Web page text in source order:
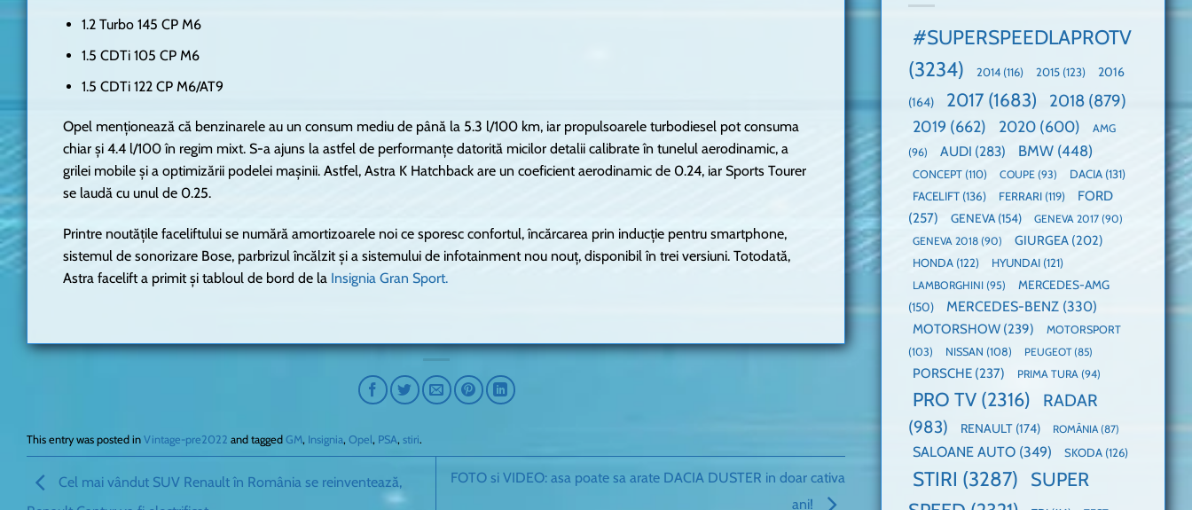
1.2 Turbo 145 CP M6
1.5 CDTi 105 CP M6
1.5 CDTi 122 CP M6/AT9
Opel menționează că benzinarele au un consum mediu de până la 5.3 l/100 km, iar propulsoarele turbodiesel pot consuma
chiar și 4.4 l/100 în regim mixt. S-a ajuns la astfel de performanțe datorită micilor detalii calibrate în tunelul aerodinamic, a
grilei mobile și a optimizării podelei mașinii. Astfel, Astra K Hatchback are un coeficient aerodinamic de 0.24, iar Sports Tourer
se laudă cu unul de 0.25.
Printre noutățile faceliftului se numără amortizoarele noi ce sporesc confortul, încărcarea prin inducție pentru smartphone,
sistemul de sonorizare Bose, parbrizul încălzit și a sistemului de infotainment nou nouț, disponibil în trei versiuni. Totodată,
Astra facelift a primit și tabloul de bord de la Insignia Gran Sport.
This entry was posted in Vintage-pre2022 and tagged GM, Insignia, Opel, PSA, stiri.
Cel mai vândut SUV Renault în România se reinventează,
FOTO si VIDEO: asa poate sa arate DACIA DUSTER in doar cativa
ani!
dube
EV3
câștigătoare,
domină
#SUPERSPEEDLAPROTV
(3234)
2014 (116) 2015 (123) 2016
(164) 2017 (1683) 2018 (879)
2019 (662) 2020 (600)
AMG
(96)
AUDI (283) BMW (448)
CONCEPT (110) COUPE (93) DACIA (131)
FACELIFT (136) FERRARI (119)
FORD
(257)
GENEVA(154) GENEVA 2017 (90)
GENEVA 2018 (90) GIURGEA (202)
HONDA (122) HYUNDAI (121)
LAMBORGHINI (95)
MERCEDES-AMG
(150)
MERCEDES-BENZ (330)
MOTORSHOW (239)
MOTORSPORT
(103)
NISSAN (108) PEUGEOT(85)
PORSCHE (237) PRIMA TURA (94)
PRO TV (2316)
RADAR
(983)
RENAULT (174) ROMÂNIA(87)
SALOANE AUTO (349) SKODA (126)
STIRI (3287)
SUPER